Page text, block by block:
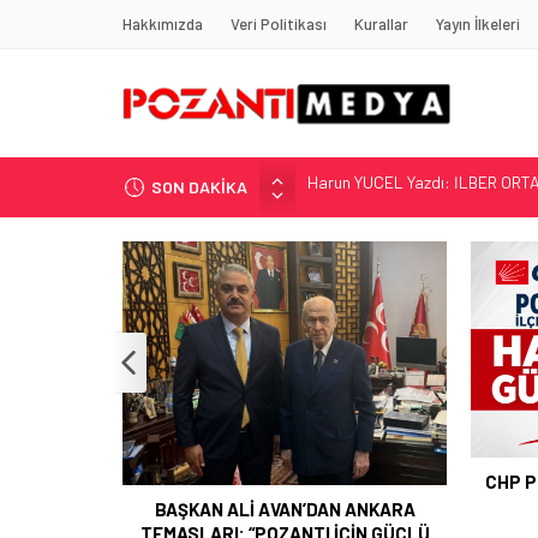
Hakkımızda Veri Politikası Kurallar Yayın İlkeleri
SON DAKİKA
“KILAVUZ HATİCE’NİN MEZARI
Adana’nın Gizli Cenneti
Yılmaz Soğutma’dan Buzdolabı
Gaziantep, Mersin ve Adana’da
Harun YÜCEL Yazdı: İLBER
BAŞKAN ALİ AVAN’DAN ANKARA
TEMASLARI: “POZANTI İÇİN GÜÇLÜ
CHP